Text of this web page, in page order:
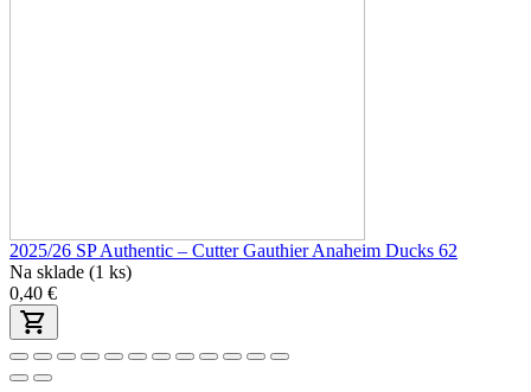
2025/26 SP Authentic – Cutter Gauthier Anaheim Ducks 62
Na sklade (1 ks)
0,40 €